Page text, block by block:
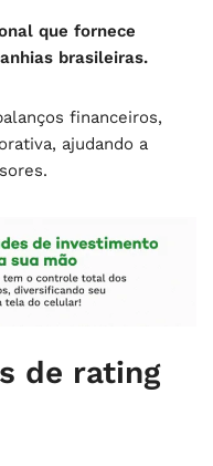
que fornece
brasileiras.
financeiros,
ajudando a
de rating